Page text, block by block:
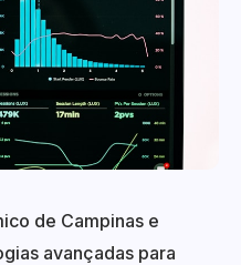
de Campinas e
avançadas para